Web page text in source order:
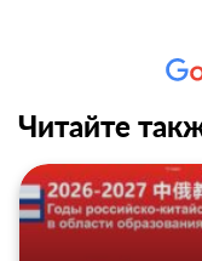
Читайте